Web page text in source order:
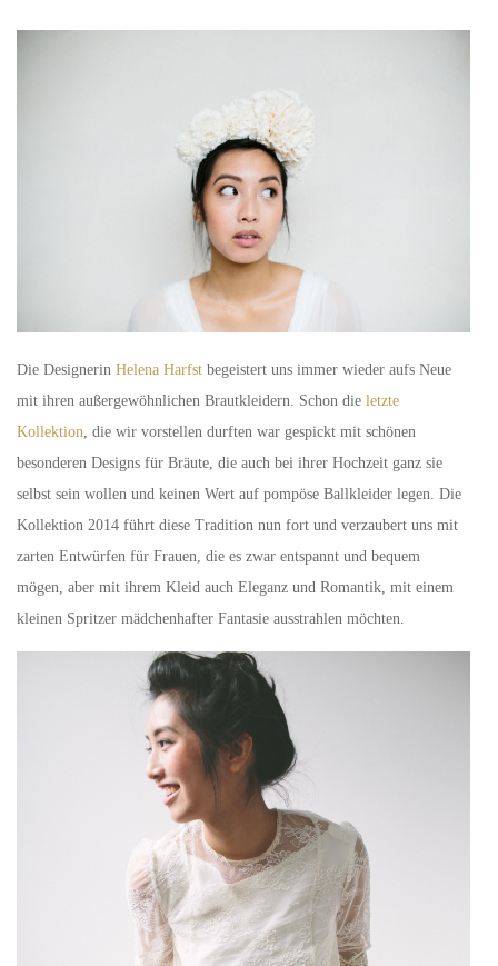
Die Designerin Helena Harfst begeistert uns immer wieder aufs Neue
mit ihren außergewöhnlichen Brautkleidern. Schon die letzte
Kollektion, die wir vorstellen durften war gespickt mit schönen
besonderen Designs für Bräute, die auch bei ihrer Hochzeit ganz sie
selbst sein wollen und keinen Wert auf pompöse Ballkleider legen. Die
Kollektion 2014 führt diese Tradition nun fort und verzaubert uns mit
zarten Entwürfen für Frauen, die es zwar entspannt und bequem
mögen, aber mit ihrem Kleid auch Eleganz und Romantik, mit einem
kleinen Spritzer mädchenhafter Fantasie ausstrahlen möchten.